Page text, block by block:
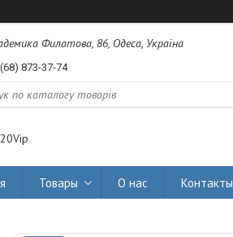
Филатова, 86, Одеса, Україна
873-37-74
Товары О нас Контакты